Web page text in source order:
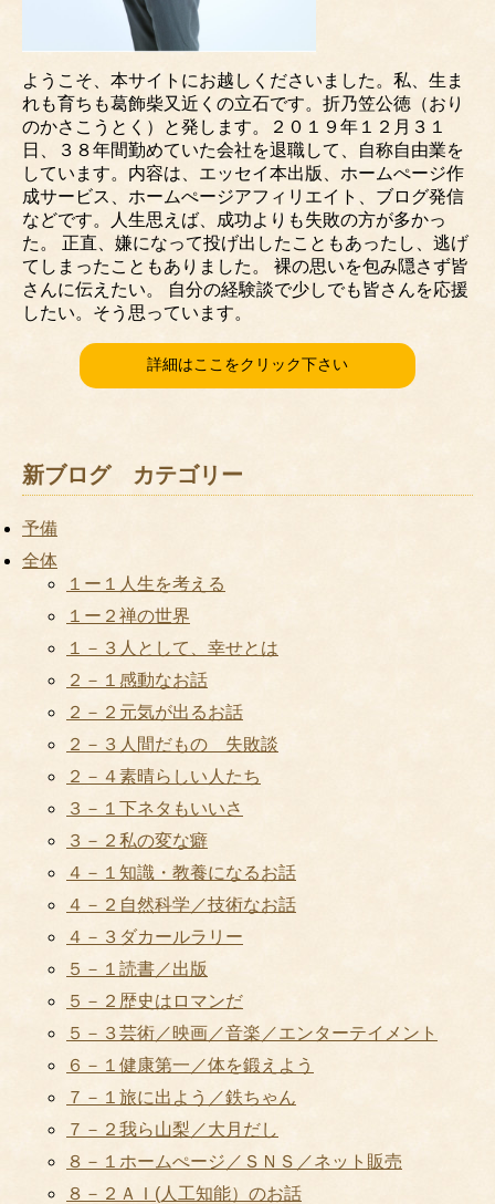
ようこそ、本サイトにお越しくださいました。私、生ま
れも育ちも葛飾柴又近くの立石です。折乃笠公徳（おり
のかさこうとく）と発します。２０１９年１２月３１
日、３８年間勤めていた会社を退職して、自称自由業を
しています。内容は、エッセイ本出版、ホームぺージ作
成サービス、ホームぺージアフィリエイト、ブログ発信
などです。人生思えば、成功よりも失敗の方が多かっ
た。 正直、嫌になって投げ出したこともあったし、逃げ
てしまったこともありました。 裸の思いを包み隠さず皆
さんに伝えたい。 自分の経験談で少しでも皆さんを応援
したい。そう思っています。
詳細はここをクリック下さい
新ブログ カテゴリー
予備
全体
１ー１人生を考える
１ー２禅の世界
１－３人として、幸せとは
２－１感動なお話
２－２元気が出るお話
２－３人間だもの 失敗談
２－４素晴らしい人たち
３－１下ネタもいいさ
３－２私の変な癖
４－１知識・教養になるお話
４－２自然科学／技術なお話
４－３ダカールラリー
５－１読書／出版
５－２歴史はロマンだ
５－３芸術／映画／音楽／エンターテイメント
６－１健康第一／体を鍛えよう
７－１旅に出よう／鉄ちゃん
７－２我ら山梨／大月だし
８－１ホームぺージ／ＳＮＳ／ネット販売
８－２ＡＩ(人工知能）のお話